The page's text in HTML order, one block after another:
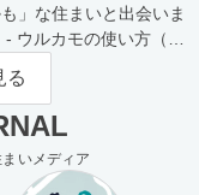
も」な住まいと出会いま
ウルカモの使い方（買
）
る
いメディア